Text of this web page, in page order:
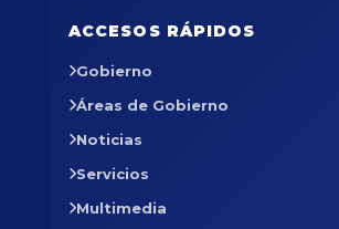
ACCESOS RÁPIDOS
Gobierno
Áreas de Gobierno
Noticias
Servicios
Multimedia